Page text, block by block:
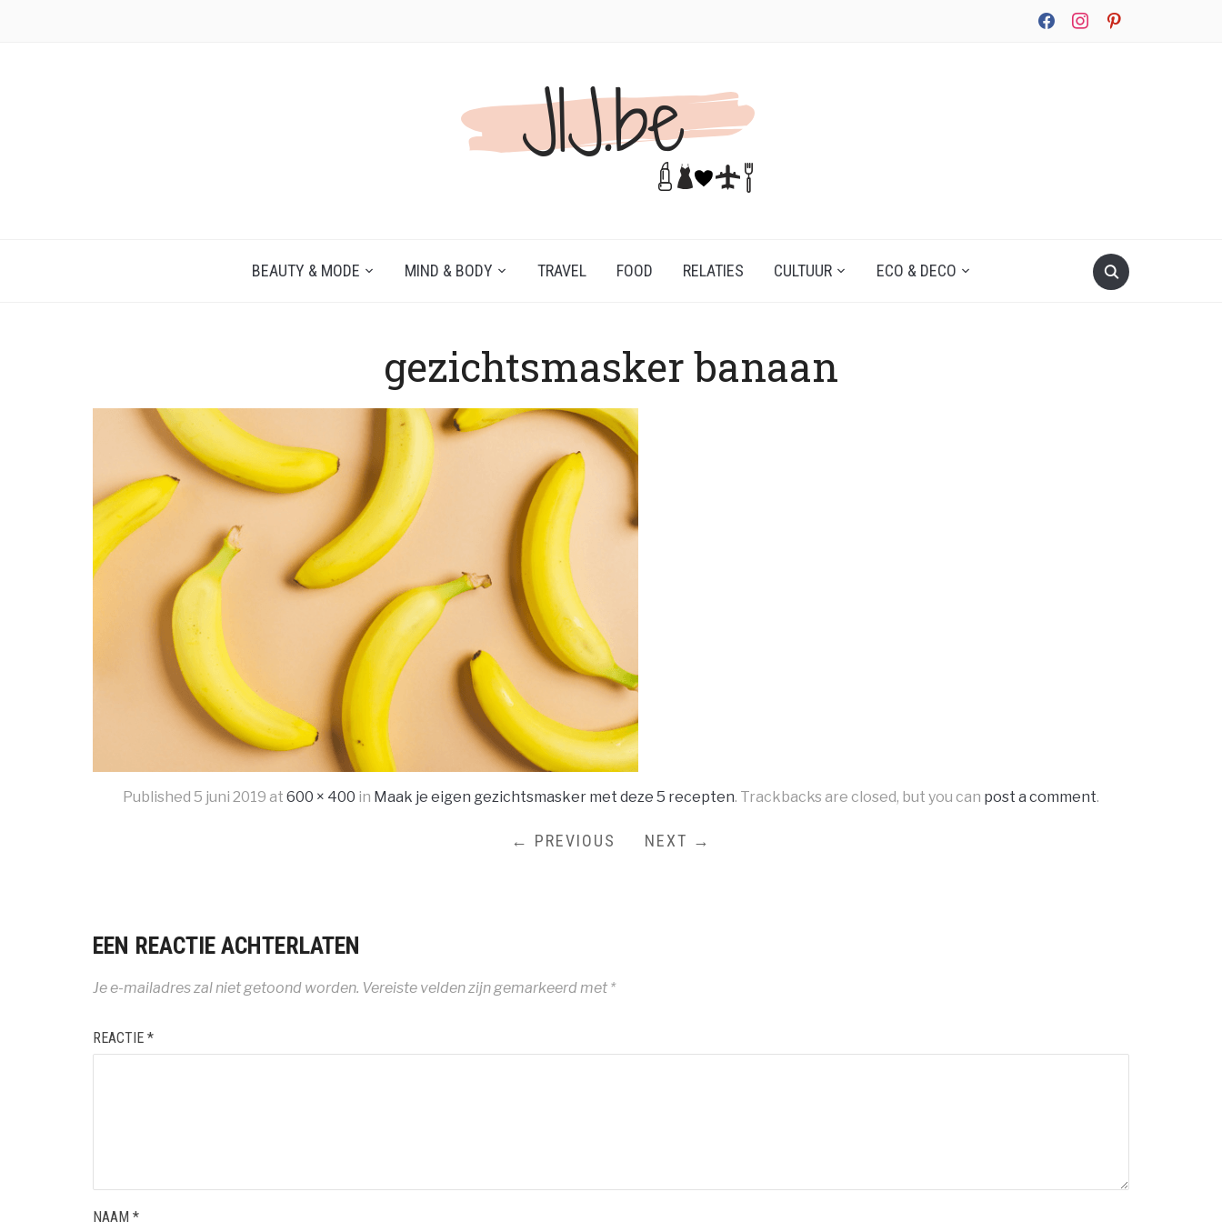
facebookinstagrampinterest
BEAUTY & MODE MIND & BODY TRAVEL FOOD RELATIES CULTUUR ECO & DECO
gezichtsmasker banaan
Published 5 juni 2019 at 600 × 400 in Maak je eigen gezichtsmasker met deze 5 recepten. Trackbacks are closed, but you can post a comment.
← PREVIOUS NEXT →
EEN REACTIE ACHTERLATEN
Je e-mailadres zal niet getoond worden. Vereiste velden zijn gemarkeerd met *
REACTIE *
NAAM *